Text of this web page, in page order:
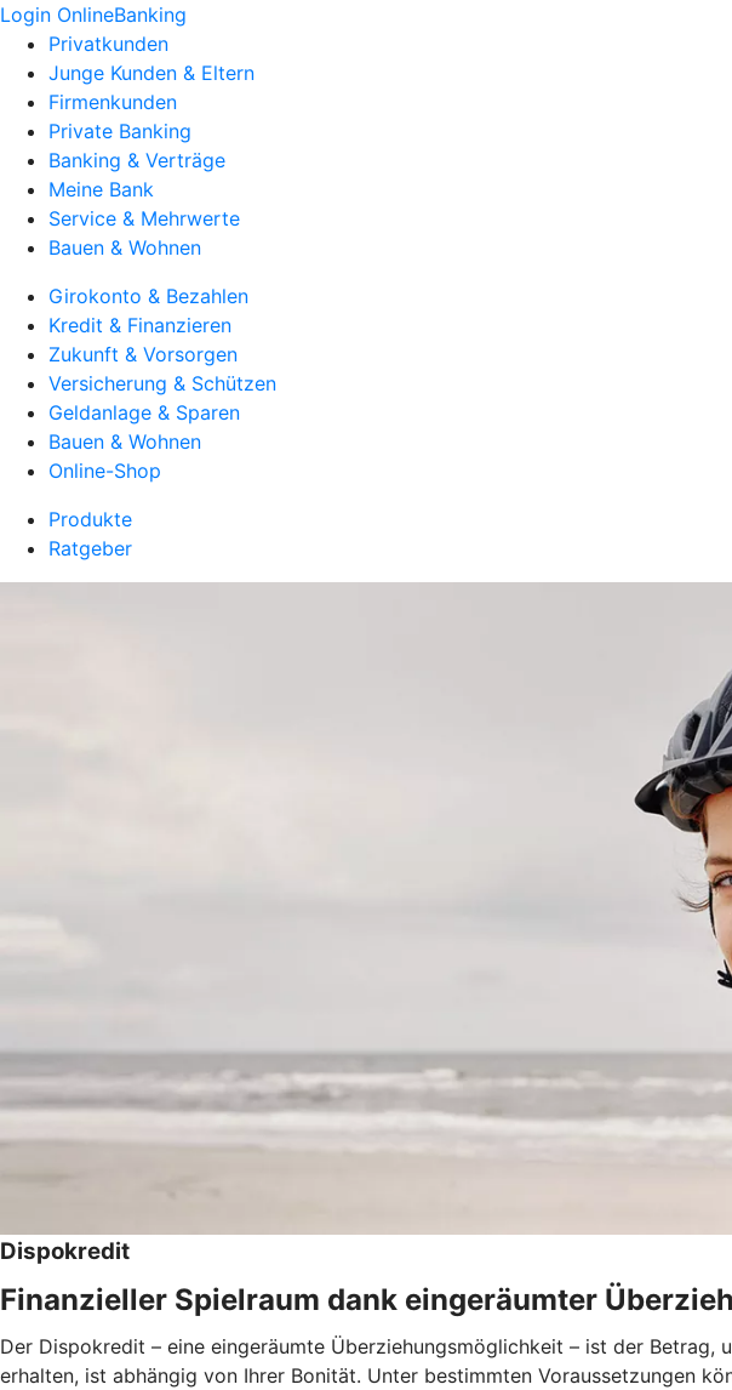
Login OnlineBanking
Privatkunden
Junge Kunden & Eltern
Firmenkunden
Private Banking
Banking & Verträge
Meine Bank
Service & Mehrwerte
Bauen & Wohnen
Girokonto & Bezahlen
Kredit & Finanzieren
Zukunft & Vorsorgen
Versicherung & Schützen
Geldanlage & Sparen
Bauen & Wohnen
Online-Shop
Produkte
Ratgeber
Dispokredit
Finanzieller Spielraum dank eingeräumter
Der Dispokredit – eine eingeräumte Überziehungsmöglichkeit – ist der
erhalten, ist abhängig von Ihrer Bonität. Unter bestimmten Voraussetzungen